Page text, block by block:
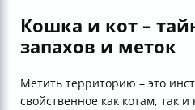
Кошка и кот –
запахов и меток
Метить территорию – это
свойственное как котам, так